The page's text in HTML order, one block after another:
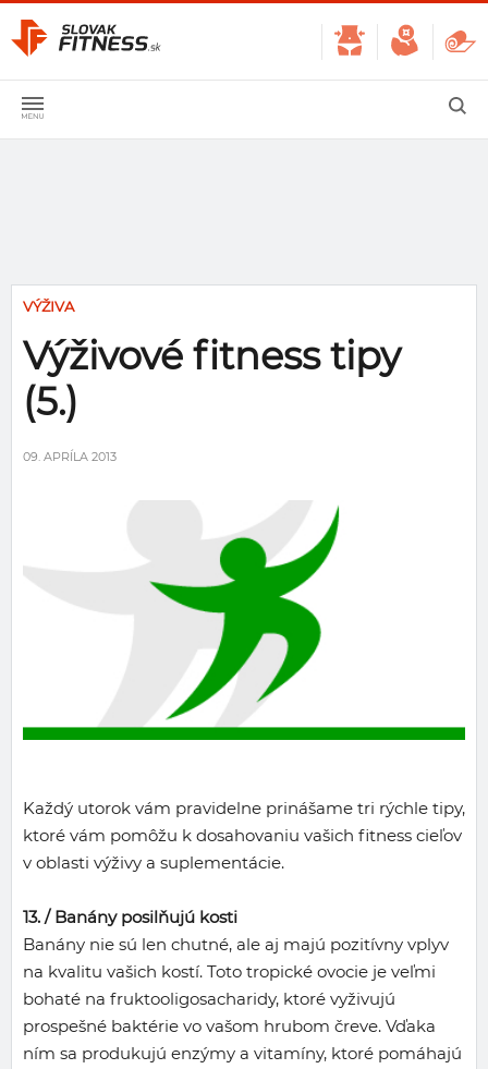
VÝŽIVA
Výživové fitness tipy
(5.)
09. APRÍLA 2013
Každý utorok vám pravidelne prinášame tri rýchle tipy,
ktoré vám pomôžu k dosahovaniu vašich fitness cieľov
v oblasti výživy a suplementácie.
13. / Banány posilňujú kosti
Banány nie sú len chutné, ale aj majú pozitívny vplyv
na kvalitu vašich kostí. Toto tropické ovocie je veľmi
bohaté na fruktooligosacharidy, ktoré vyživujú
prospešné baktérie vo vašom hrubom čreve. Vďaka
ním sa produkujú enzýmy a vitamíny, ktoré pomáhajú